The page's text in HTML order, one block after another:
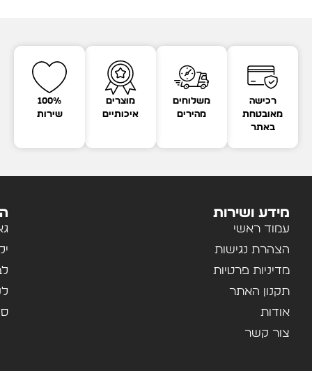
רכישה
מאובטחת
באתר
משלוחים
מהירים
מוצרים
איכותיים
100%
שירות
מידע ושירות
עמוד ראשי
הצהרת נגישות
מדיניות פרטיות
תקנון האתר
אודות
צור קשר